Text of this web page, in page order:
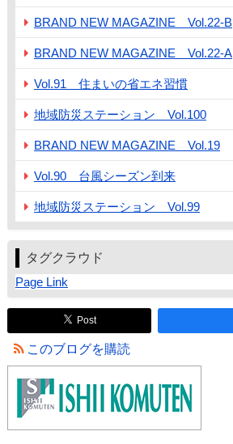
BRAND NEW MAGAZINE Vol.22-B
BRAND NEW MAGAZINE Vol.22-A
Vol.91 住まいの省エネ習慣
地域防災ステーション Vol.100
BRAND NEW MAGAZINE Vol.19
Vol.90 台風シーズン到来
地域防災ステーション Vol.99
タグクラウド
Page Link
Post
このブログを購読